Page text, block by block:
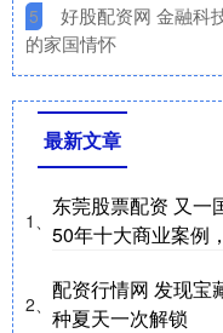
5
好股配资网 金融科
的家国情怀
最新文章
1、
东莞股票配资 又一
50年十大商业案例
2、
配资行情网 发现宝
种夏天一次解锁